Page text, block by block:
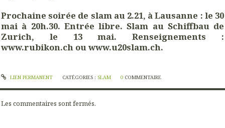
Prochaine soirée de slam au 2.21, à Lausanne : le 30
mai à 20h.30. Entrée libre. Slam au Schiffbau de
Zurich, le 13 mai. Renseignements :
www.rubikon.ch ou www.u20slam.ch.
LIEN PERMANENT CATÉGORIES : SLAM 0 COMMENTAIRE
Les commentaires sont fermés.